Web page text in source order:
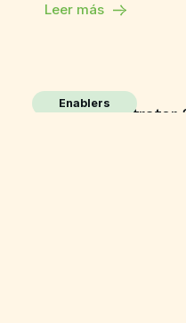
Leer más
Enablers
Adobe Illustrator